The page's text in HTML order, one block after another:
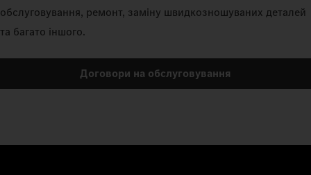
обслуговування, ремонт, заміну швидкозношуваних деталей
та багато іншого.
Договори на обслуговування